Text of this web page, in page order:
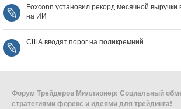
Foxconn установил рекорд месячной
на ИИ
США вводят порог на поликремний
Форум Трейдеров Миллионер: Социальный
стратегиями форекс и идеями для трейдинга!